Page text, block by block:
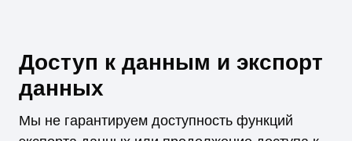
Доступ к данным и экспорт
данных
Мы не гарантируем доступность функций